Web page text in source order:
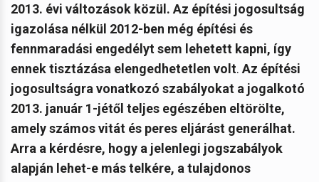
2013. évi változások közül. Az építési jogosultság
igazolása nélkül 2012-ben még építési és
fennmaradási engedélyt sem lehetett kapni, így
ennek tisztázása elengedhetetlen volt. Az építési
jogosultságra vonatkozó szabályokat a jogalkotó
2013. január 1-jétől teljes egészében eltörölte,
amely számos vitát és peres eljárást generálhat.
Arra a kérdésre, hogy a jelenlegi jogszabályok
alapján lehet-e más telkére, a tulajdonos